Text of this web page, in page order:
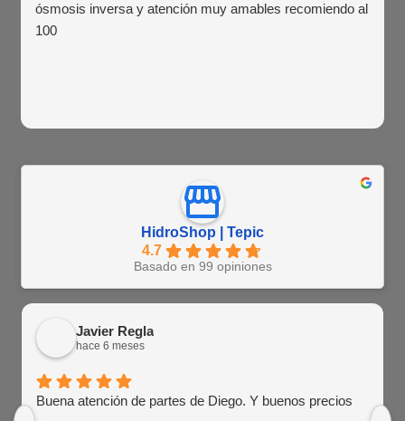
ósmosis inversa y atención muy amables recomiendo al
100
HidroShop | Tepic
4.7
Basado en 99 opiniones
Javier Regla
hace 6 meses
Buena atención de partes de Diego. Y buenos precios